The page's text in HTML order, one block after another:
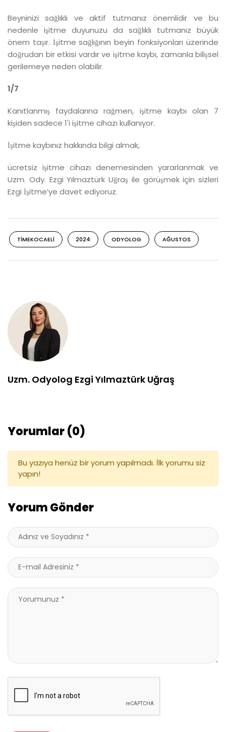
Beyninizi sağlıklı ve aktif tutmanız önemlidir ve bu
nedenle işitme duyunuzu da sağlıklı tutmanız büyük
önem taşır. İşitme sağlığının beyin fonksiyonları üzerinde
doğrudan bir etkisi vardır ve işitme kaybı, zamanla bilişsel
gerilemeye neden olabilir.
1/7
Kanıtlanmış faydalarına rağmen, işitme kaybı olan 7
kişiden sadece 1'i işitme cihazı kullanıyor.
İşitme kaybınız hakkında bilgi almak,
ücretsiz işitme cihazı denemesinden yararlanmak ve
Uzm. Ody. Ezgi Yılmaztürk Uğraş ile görüşmek için sizleri
Ezgi İşitme’ye davet ediyoruz.
TIMEKOCAELI 2024 ODYOLOG AĞUSTOS
Uzm. Odyolog Ezgi Yılmaztürk Uğraş
Yorumlar (0)
Bu yazıya henüz bir yorum yapılmadı. İlk yorumu siz
yapın!
Yorum Gönder